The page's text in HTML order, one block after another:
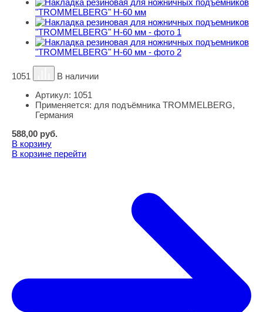
1051
В наличии
Артикул: 1051
Применяется: для подъёмника TROMMELBERG,
Германия
588,00 руб.
В корзину
В корзине перейти